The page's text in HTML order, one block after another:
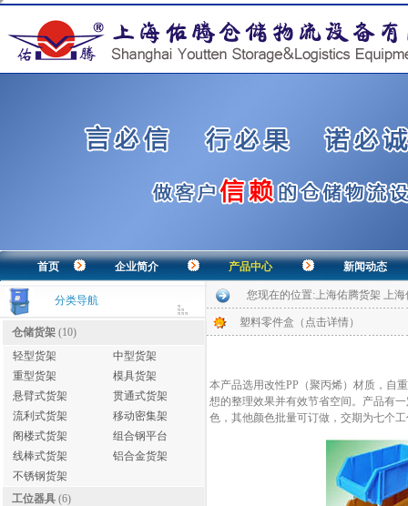
首页 企业简介 产品中心 新闻动态
分类导航
仓储货架 (10)
轻型货架
中型货架
重型货架
模具货架
悬臂式货架
贯通式货架
流利式货架
移动密集架
阁楼式货架
组合钢平台
线棒式货架
铝合金货架
不锈钢货架
工位器具 (6)
您现在的位置:上海佑腾货架 上
塑料零件盒（点击详情）
本产品选用改性PP（聚丙烯）材质，自
想的整理效果并有效节省空间。产品有
色，其他颜色批量可订做，交期为七个工